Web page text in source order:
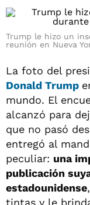
Trump le hizo un
reunión en Nueva
La foto del
Donald Trump
mundo. El
alcanzó para
que no pasó
entregó al
peculiar: una
publicación
estadounidense
tintas y le